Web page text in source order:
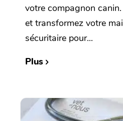
votre compagnon
et transformez votre
sécuritaire pour...
Plus